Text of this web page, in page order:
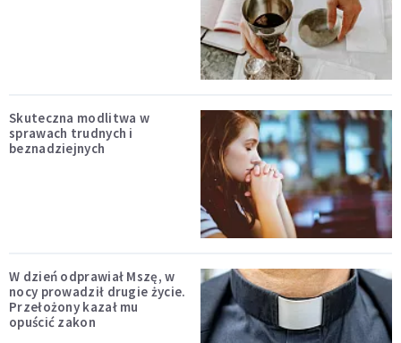
Skuteczna modlitwa w
sprawach trudnych i
beznadziejnych
W dzień odprawiał Mszę, w
nocy prowadził drugie życie.
Przełożony kazał mu
opuścić zakon